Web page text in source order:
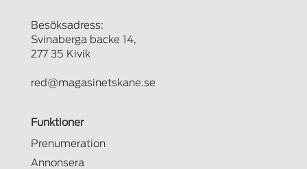
Besöksadress:
Svinaberga backe 14,
277 35 Kivik
red@magasinetskane.se
Funktioner
Prenumeration
Annonsera